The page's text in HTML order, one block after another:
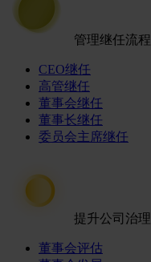
管理继任流程
CEO继任
高管继任
董事会继任
董事长继任
委员会主席继任
提升公司治理
董事会评估